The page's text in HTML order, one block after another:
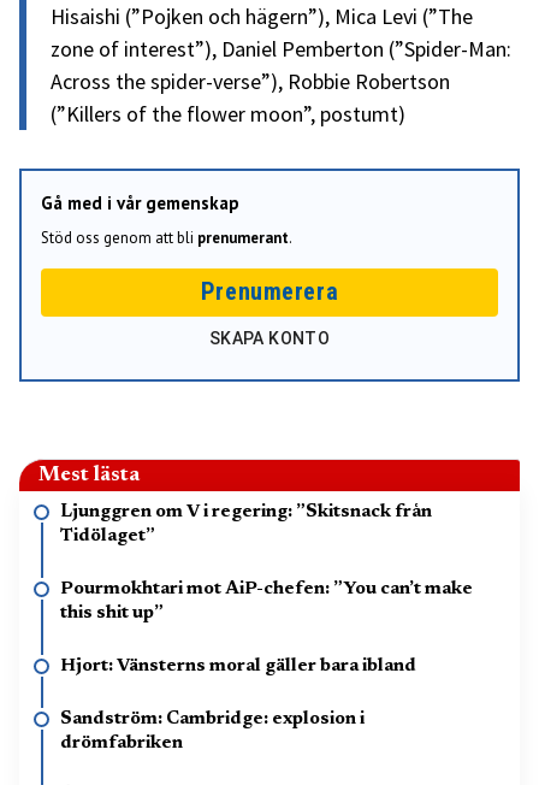
Hisaishi (”Pojken och hägern”), Mica Levi (”The
zone of interest”), Daniel Pemberton (”Spider-Man:
Across the spider-verse”), Robbie Robertson
(”Killers of the flower moon”, postumt)
Gå med i vår gemenskap
Stöd oss genom att bli prenumerant.
Prenumerera
SKAPA KONTO
Mest lästa
Ljunggren om V i regering: ”Skitsnack från
Tidölaget”
Pourmokhtari mot AiP-chefen: ”You can’t make
this shit up”
Hjort: Vänsterns moral gäller bara ibland
Sandström: Cambridge: explosion i
drömfabriken